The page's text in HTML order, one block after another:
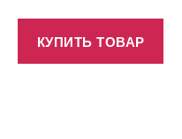
КУПИТЬ ТОВАР